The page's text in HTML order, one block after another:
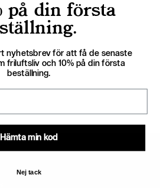
på din första
nyhetsbrev för att få de senaste
friluftsliv och 10% på din första
beställning.
Hämta min kod
Nej tack